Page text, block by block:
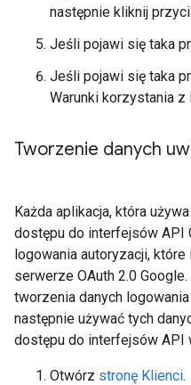
następnie kliknij
Jeśli pojawi się taka
Jeśli pojawi się taka
Warunki korzystania z
Tworzenie danych
Każda aplikacja, która
dostępu do interfejsów API
logowania autoryzacji,
serwerze OAuth 2.0
tworzenia danych
następnie używać tych
dostępu do interfejsów API
Otwórz stronę Klienci.